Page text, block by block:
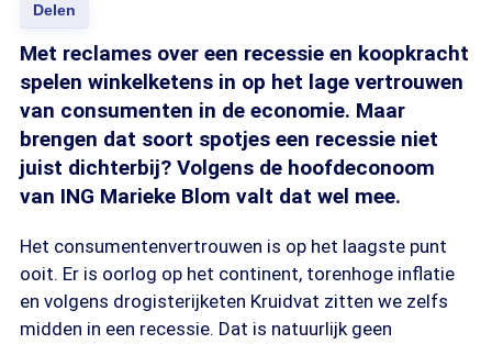
Delen
Met reclames over een recessie en koopkracht
spelen winkelketens in op het lage vertrouwen
van consumenten in de economie. Maar
brengen dat soort spotjes een recessie niet
juist dichterbij? Volgens de hoofdeconoom
van ING Marieke Blom valt dat wel mee.
Het consumentenvertrouwen is op het laagste punt
ooit. Er is oorlog op het continent, torenhoge inflatie
en volgens drogisterijketen Kruidvat zitten we zelfs
midden in een recessie. Dat is natuurlijk geen